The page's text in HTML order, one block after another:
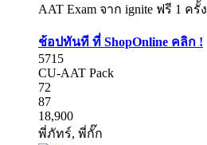
AAT Exam จาก ignite ฟรี 1 ครั้ง
ช้อปทันที ที่ ShopOnline คลิก !
5715
CU-AAT Pack
72
87
18,900
พี่ภัทร์, พี่กั๊ก